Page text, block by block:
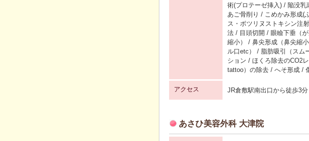
術(プロテーゼ挿入) / 陥没
あご骨削り / こめかみ形成(
ス・ボツリヌストキシン注
法 / 目頭切開 / 眼瞼下垂（
縮小） / 鼻尖形成（鼻尖縮
ル口etc） / 脂肪吸引（スム
ション / ほくろ除去のCO2
tattoo）の除去 / へそ形成 /
アクセス JR倉敷駅南出口から徒歩3分
あさひ美容外科 大津院